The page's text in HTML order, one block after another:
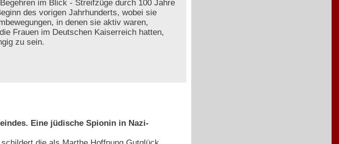
im Blick - Streifzüge durch 100 Jahre
des vorigen Jahrhunderts, wobei sie
in denen sie aktiv waren,
Frauen im Deutschen Kaiserreich hatten,
zu sein.
Eine jüdische Spionin in Nazi-